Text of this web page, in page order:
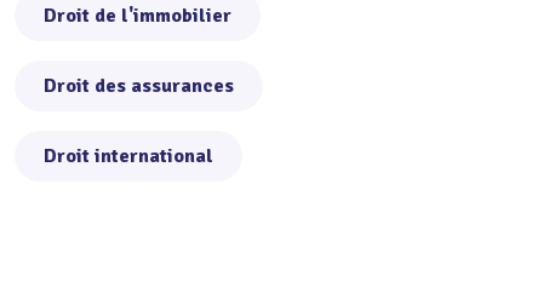
Droit de l'immobilier
Droit des assurances
Droit international